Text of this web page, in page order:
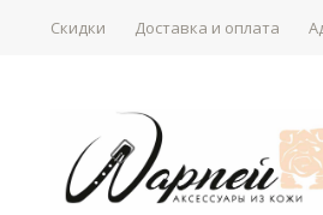
Скидки Доставка и оплата